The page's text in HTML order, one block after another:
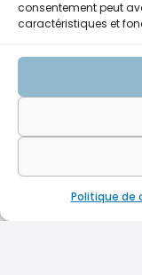
consentement peut
caractéristiques et
Politique de
probants, clairs et
Nous savons
identifier les
cartographies
Cette capacité
référé
dossiers pénaux.